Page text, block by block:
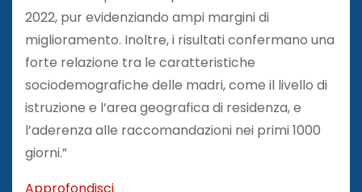
2022, pur evidenziando ampi margini di
miglioramento. Inoltre, i risultati confermano una
forte relazione tra le caratteristiche
sociodemografiche delle madri, come il livello di
istruzione e l’area geografica di residenza, e
l’aderenza alle raccomandazioni nei primi 1000
giorni.”